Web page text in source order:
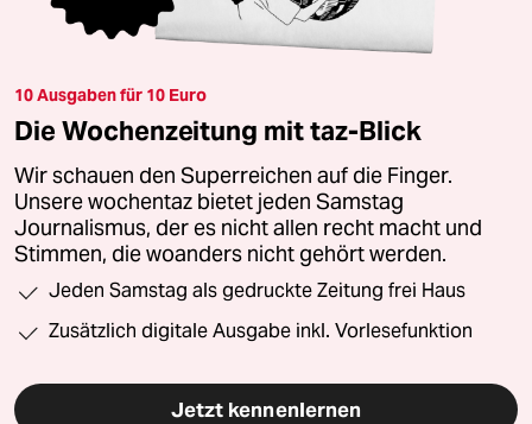
10 Ausgaben für 10 Euro
Die Wochenzeitung mit taz-Blick
Wir schauen den Superreichen auf die Finger.
Unsere wochentaz bietet jeden Samstag
Journalismus, der es nicht allen recht macht und
Stimmen, die woanders nicht gehört werden.
Jeden Samstag als gedruckte Zeitung frei Haus
Zusätzlich digitale Ausgabe inkl. Vorlesefunktion
Jetzt kennenlernen